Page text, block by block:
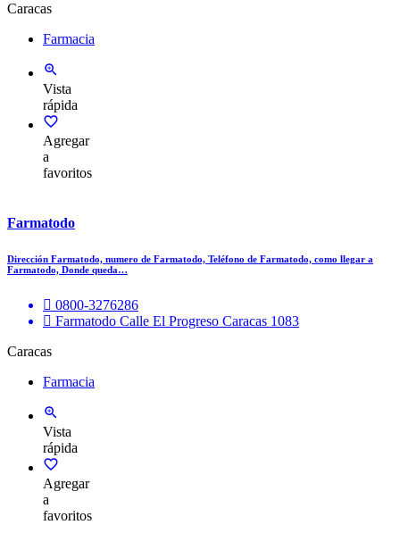
Caracas
Farmacia
Vista
rápida
Agregar
a
favoritos
Farmatodo
Dirección Farmatodo, numero de Farmatodo, Teléfono de Farmatodo, como llegar a
Farmatodo, Donde queda…
0800-3276286
Farmatodo Calle El Progreso Caracas 1083
Caracas
Farmacia
Vista
rápida
Agregar
a
favoritos